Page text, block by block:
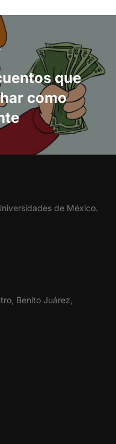
que
como
de México.
Benito Juárez,